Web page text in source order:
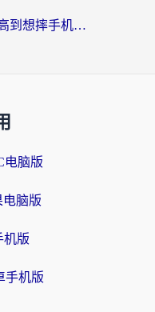
在国外玩新剑侠情缘延迟高到想摔手机？海外玩家亲测有效的加速器选择指南
电脑版
电脑版
机版
手机版